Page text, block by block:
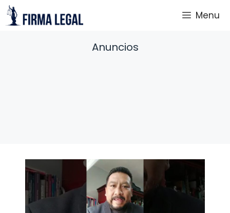
Saltar
al
Menu
Anuncios